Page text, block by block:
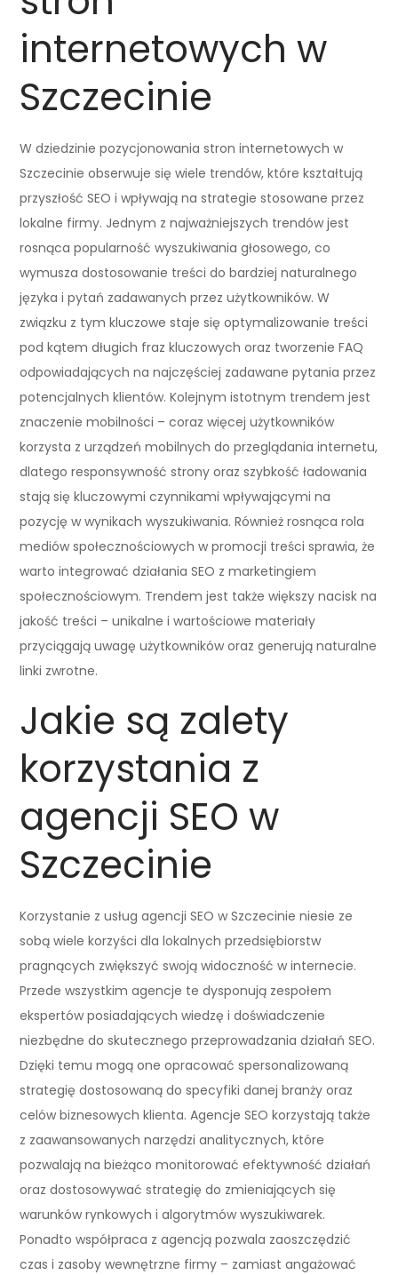
internetowych w
Szczecinie
W dziedzinie pozycjonowania stron internetowych w
Szczecinie obserwuje się wiele trendów, które kształtują
przyszłość SEO i wpływają na strategie stosowane przez
lokalne firmy. Jednym z najważniejszych trendów jest
rosnąca popularność wyszukiwania głosowego, co
wymusza dostosowanie treści do bardziej naturalnego
języka i pytań zadawanych przez użytkowników. W
związku z tym kluczowe staje się optymalizowanie treści
pod kątem długich fraz kluczowych oraz tworzenie FAQ
odpowiadających na najczęściej zadawane pytania przez
potencjalnych klientów. Kolejnym istotnym trendem jest
znaczenie mobilności – coraz więcej użytkowników
korzysta z urządzeń mobilnych do przeglądania internetu,
dlatego responsywność strony oraz szybkość ładowania
stają się kluczowymi czynnikami wpływającymi na
pozycję w wynikach wyszukiwania. Również rosnąca rola
mediów społecznościowych w promocji treści sprawia, że
warto integrować działania SEO z marketingiem
społecznościowym. Trendem jest także większy nacisk na
jakość treści – unikalne i wartościowe materiały
przyciągają uwagę użytkowników oraz generują naturalne
linki zwrotne.
Jakie są zalety
korzystania z
agencji SEO w
Szczecinie
Korzystanie z usług agencji SEO w Szczecinie niesie ze
sobą wiele korzyści dla lokalnych przedsiębiorstw
pragnących zwiększyć swoją widoczność w internecie.
Przede wszystkim agencje te dysponują zespołem
ekspertów posiadających wiedzę i doświadczenie
niezbędne do skutecznego przeprowadzania działań SEO.
Dzięki temu mogą one opracować spersonalizowaną
strategię dostosowaną do specyfiki danej branży oraz
celów biznesowych klienta. Agencje SEO korzystają także
z zaawansowanych narzędzi analitycznych, które
pozwalają na bieżąco monitorować efektywność działań
oraz dostosowywać strategię do zmieniających się
warunków rynkowych i algorytmów wyszukiwarek.
Ponadto współpraca z agencją pozwala zaoszczędzić
czas i zasoby wewnętrzne firmy – zamiast angażować